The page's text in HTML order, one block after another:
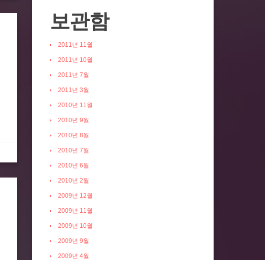
보관함
2011년 11월
2011년 10월
2011년 7월
2011년 3월
2010년 11월
2010년 9월
2010년 8월
2010년 7월
2010년 6월
2010년 2월
2009년 12월
2009년 11월
2009년 10월
2009년 9월
2009년 4월